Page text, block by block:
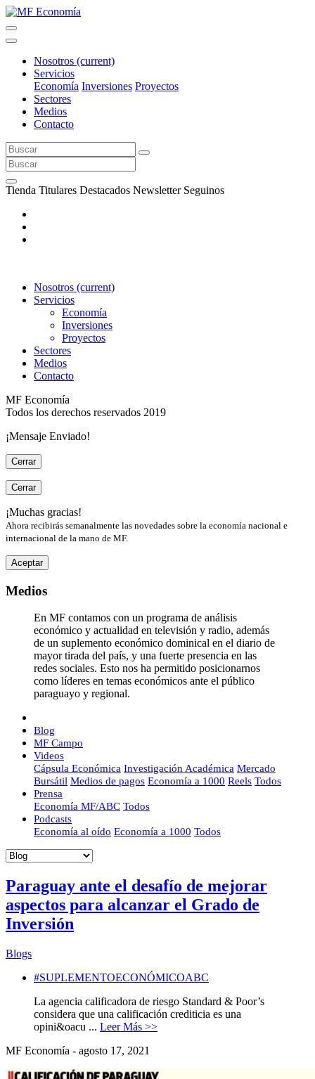
Nosotros (current)
Servicios
Economía Inversiones Proyectos
Sectores
Medios
Contacto
Tienda Titulares Destacados Newsletter Seguinos
Nosotros (current)
Servicios
Economía
Inversiones
Proyectos
Sectores
Medios
Contacto
MF Economía
Todos los derechos reservados 2019
¡Mensaje Enviado!
Cerrar
Cerrar
¡Muchas gracias!
Ahora recibirás semanalmente las novedades sobre la economía nacional e
internacional de la mano de MF.
Aceptar
Medios
En MF contamos con un programa de análisis
económico y actualidad en televisión y radio, además
de un suplemento económico dominical en el diario de
mayor tirada del país, y una fuerte presencia en las
redes sociales. Esto nos ha permitido posicionarnos
como líderes en temas económicos ante el público
paraguayo y regional.
Blog
MF Campo
Videos
Cápsula Económica Investigación Académica Mercado
Bursátil Medios de pagos Economía a 1000 Reels Todos
Prensa
Economía MF/ABC Todos
Podcasts
Economía al oído Economía a 1000 Todos
Paraguay ante el desafío de mejorar
aspectos para alcanzar el Grado de
Inversión
Blogs
#SUPLEMENTOECONÓMICOABC
La agencia calificadora de riesgo Standard & Poor’s
considera que una calificación crediticia es una
opini&oacu ... Leer Más >>
MF Economía - agosto 17, 2021